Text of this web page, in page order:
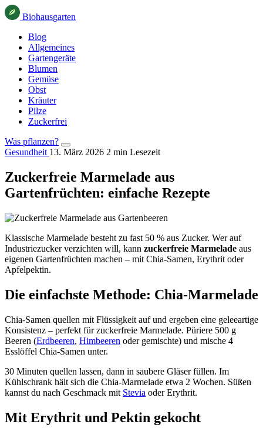
Biohausgarten
Blog
Allgemeines
Gartengeräte
Blumen
Gemüse
Obst
Kräuter
Pilze
Zuckerfrei
Was pflanzen?
Gesundheit 13. März 2026 2 min Lesezeit
Zuckerfreie Marmelade aus
Gartenfrüchten: einfache Rezepte
Klassische Marmelade besteht zu fast 50 % aus Zucker. Wer auf
Industriezucker verzichten will, kann zuckerfreie Marmelade aus
eigenen Gartenfrüchten machen – mit Chia-Samen, Erythrit oder
Apfelpektin.
Die einfachste Methode: Chia-Marmelade
Chia-Samen quellen mit Flüssigkeit auf und ergeben eine geleeartige
Konsistenz – perfekt für zuckerfreie Marmelade. Püriere 500 g
Beeren (Erdbeeren, Himbeeren oder gemischte) und mische 4
Esslöffel Chia-Samen unter.
30 Minuten quellen lassen, dann in saubere Gläser füllen. Im
Kühlschrank hält sich die Chia-Marmelade etwa 2 Wochen. Süßen
kannst du nach Geschmack mit Stevia oder Erythrit.
Mit Erythrit und Pektin gekocht